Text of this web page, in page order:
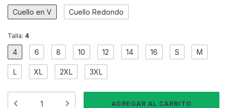
Cuello en V Cuello Redondo
Talla: 4
4 6 8 10 12 14 16 S M
L XL 2XL 3XL